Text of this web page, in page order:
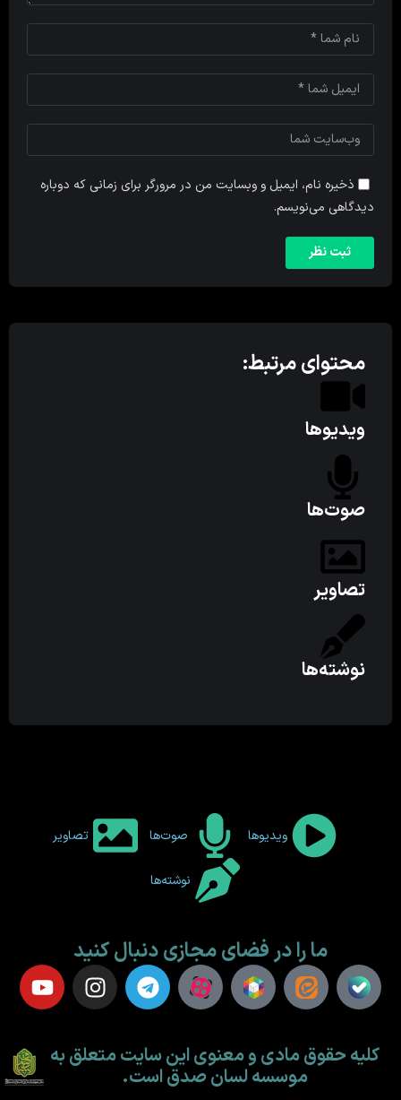
ذخیره نام، ایمیل و وبسایت من در مرورگر برای زمانی که دوباره
دیدگاهی می‌نویسم.
محتوای مرتبط:
ویدیوها
صوت‌ها
تصاویر
نوشته‌ها
ویدیوها صوت‌ها تصاویر
نوشته‌ها
ما را در فضای مجازی دنبال کنید
کلیه حقوق مادی و معنوی این سایت متعلق به
موسسه لسان صدق است.